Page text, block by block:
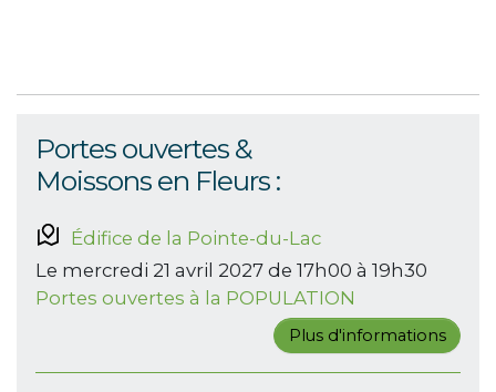
Portes ouvertes &
Moissons en Fleurs :
Édifice de la Pointe-du-Lac
Le mercredi 21 avril 2027 de 17h00 à 19h30
Portes ouvertes à la POPULATION
Plus d'informations